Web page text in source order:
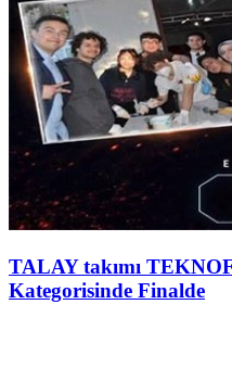
TALAY takımı
Kategorisinde Finalde